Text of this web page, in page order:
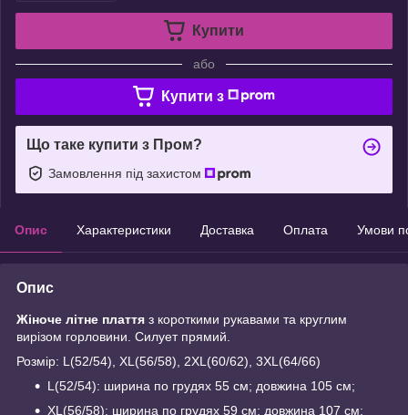
Купити
або
Купити з
Що таке купити з Пром?
Замовлення під захистом
Опис Характеристики Доставка Оплата Умови
Опис
Жіноче літне плаття з короткими рукавами та круглим
вирізом горловини. Силует прямий.
Розмір: L(52/54), XL(56/58), 2XL(60/62), 3XL(64/66)
L(52/54): ширина по грудях 55 см; довжина 105 см;
XL(56/58): ширина по грудях 59 см; довжина 107 см;